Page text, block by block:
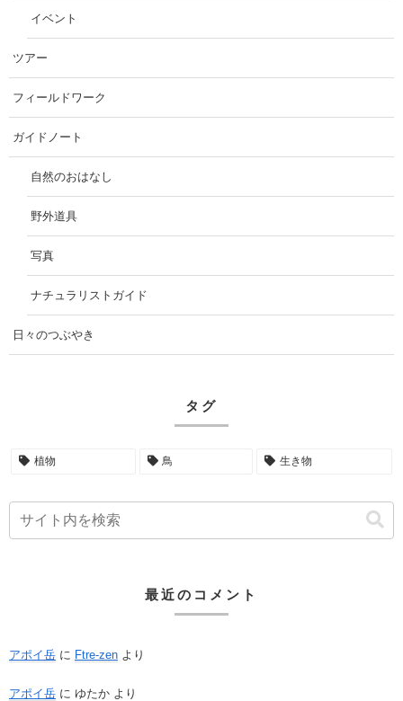
イベント
ツアー
フィールドワーク
ガイドノート
自然のおはなし
野外道具
写真
ナチュラリストガイド
日々のつぶやき
タグ
植物 鳥 生き物
最近のコメント
アポイ岳 に Ftre-zen より
アポイ岳 に ゆたか より